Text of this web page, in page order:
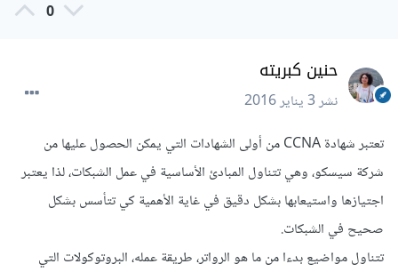
0
حنين كبريته
نشر3 يناير 2016
تعتبر شهادة CCNA من أولى الشهادات التي يمكن الحصول عليها من
شركة سيسكو، وهي تتناول المبادئ الأساسية في عمل الشبكات، لذا يعتبر
اجتيازها واستيعابها بشكل دقيق في غاية الأهمية كي تتأسس بشكل
صحيح في الشبكات.
تتناول مواضيع بدءا من ما هو الرواتر، طريقة عمله، البروتوكولات التي